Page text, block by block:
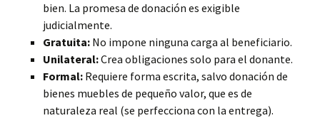
bien. La promesa de donación es exigible
judicialmente.
Gratuita: No impone ninguna carga al beneficiario.
Unilateral:Crea obligaciones solo para el donante.
Formal: Requiere forma escrita, salvo donación de
bienes muebles de pequeño valor, que es de
naturaleza real (se perfecciona con la entrega).